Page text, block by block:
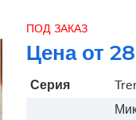
ПОД ЗАКАЗ
Цена от
Серия